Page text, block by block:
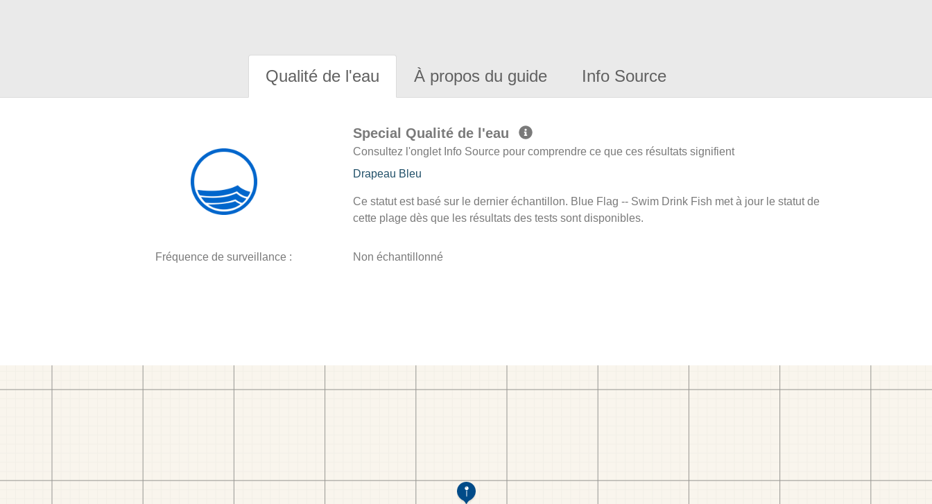
Qualité de l'eau À propos du guide Info Source
Special Qualité de l'eau
Consultez l'onglet Info Source pour comprendre ce que ces résultats signifient
Drapeau Bleu
Ce statut est basé sur le dernier échantillon. Blue Flag -- Swim Drink Fish met à jour le statut de
cette plage dès que les résultats des tests sont disponibles.
Fréquence de surveillance : Non échantillonné